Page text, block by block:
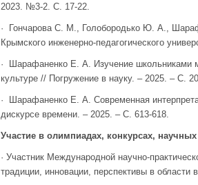
2023. №3-2. С. 17-22.
· Гончарова С. М., Голобородько Ю. А.,
Крымского инженерно-педагогического
· Шарафаненко Е. А. Изучение школьниками
культуре // Погружение в науку. – 2025. – С.
· Шарафаненко Е. А. Современная
дискурсе времени. – 2025. – С. 613-618.
Участие в олимпиадах, конкурсах,
· Участник Международной научно-
традиции, инновации, перспективы в области